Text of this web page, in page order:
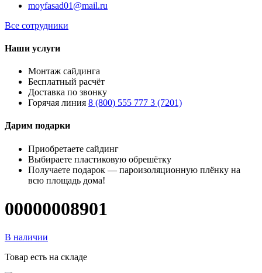
moyfasad01@mail.ru
Все сотрудники
Наши услуги
Монтаж сайдинга
Бесплатный расчёт
Доставка по звонку
Горячая линия 8 (800) 555 777 3 (7201)
Дарим подарки
Приобретаете сайдинг
Выбираете пластиковую обрешётку
Получаете подарок — пароизоляционную плёнку на
всю площадь дома!
00000008901
В наличии
Товар есть на складе